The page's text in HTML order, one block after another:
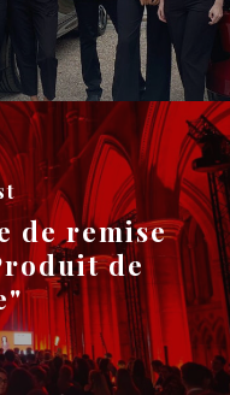
de remise
de